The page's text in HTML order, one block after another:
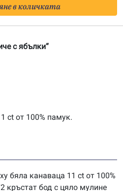
в количката
с ябълки“
ct от 100% памук.
бяла канаваца 11 ct от 100%
кръстат бод с цяло мулине